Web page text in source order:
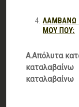
ΛΑΜΒΑΝΩ
ΜΟΥ ΠΟΥ:
Α.Απόλυτα
καταλαβαίνω